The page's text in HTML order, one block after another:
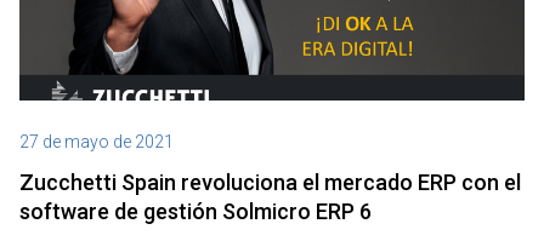
27 de mayo de 2021
Zucchetti Spain revoluciona el mercado ERP con el
software de gestión Solmicro ERP 6